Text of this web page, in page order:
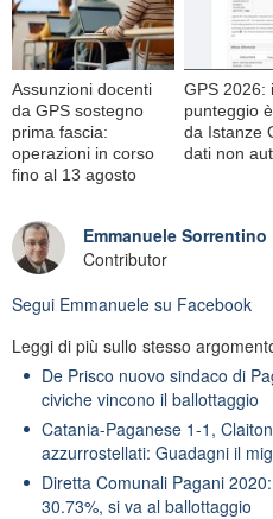
Assunzioni docenti
da GPS sostegno
prima fascia:
operazioni in corso
fino al 13 agosto
GPS 2026:
punteggio
da Istanze
dati non
Emmanuele Sorrentino
Contributor
Segui Emmanuele su Facebook
Leggi di più sullo stesso
De Prisco nuovo sindaco di
civiche vincono il ballottaggio
Catania-Paganese 1-1,
azzurrostellati: Guadagni il
Diretta Comunali Pagani
30.73%, si va al ballottaggio